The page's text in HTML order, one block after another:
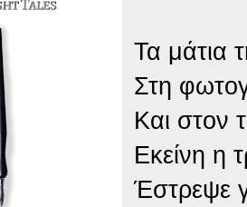
Τα μάτια
Στη
Και στον
Εκείνη η
Έστρεψε